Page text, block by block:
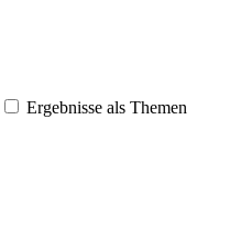
Ergebnisse als Themen